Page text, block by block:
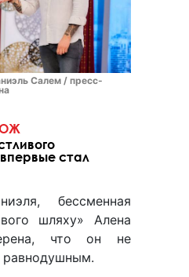
Салем / пресс-
стал
бессменная
шляху» Алена
что он не
равнодушным.